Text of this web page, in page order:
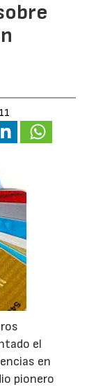
el
en
pionero